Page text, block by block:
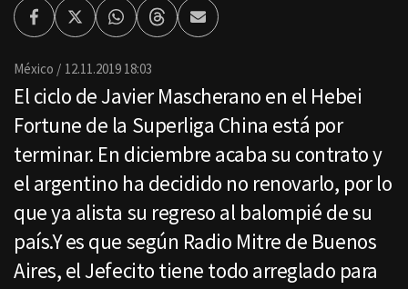
FacebookTwitterWhatsappThreadsEnviar
por
México 12.11.2019 18:03
El ciclo de Javier Mascherano en el Hebei
Fortune de la Superliga China está por
terminar. En diciembre acaba su contrato y
el argentino ha decidido no renovarlo, por lo
que ya alista su regreso al balompié de su
país.Y es que según Radio Mitre de Buenos
Aires, el Jefecito tiene todo arreglado para